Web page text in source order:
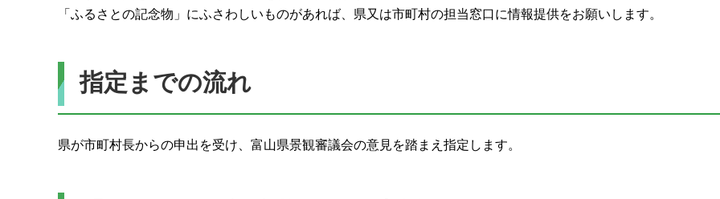
「ふるさとの記念物」にふさわしいものがあれば、県又は市町村の担当窓口に情報提供をお願いします。
指定までの流れ
県が市町村長からの申出を受け、富山県景観審議会の意見を踏まえ指定します。